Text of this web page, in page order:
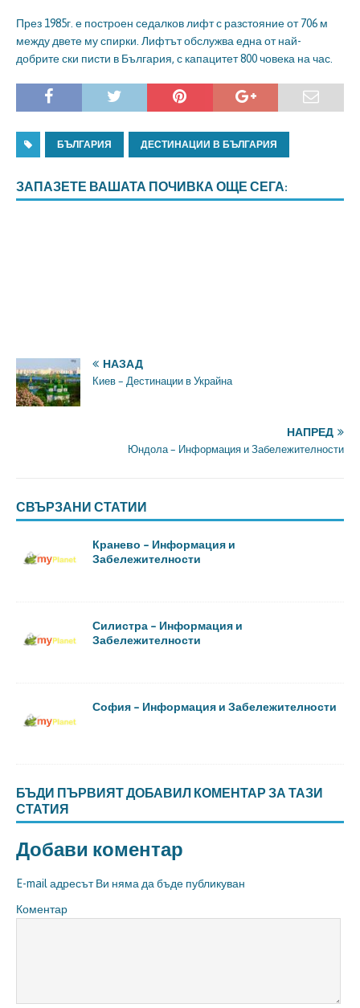
През 1985г. е построен седалков лифт с разстояние от 706 м
между двете му спирки. Лифтът обслужва една от най-
добрите ски писти в България, с капацитет 800 човека на час.
БЪЛГАРИЯ ДЕСТИНАЦИИ В БЪЛГАРИЯ
ЗАПАЗЕТЕ ВАШАТА ПОЧИВКА ОЩЕ СЕГА:
НАЗАД
Киев – Дестинации в Украйна
НАПРЕД
Юндола – Информация и Забележителности
СВЪРЗАНИ СТАТИИ
Кранево – Информация и
Забележителности
Силистра – Информация и
Забележителности
София – Информация и Забележителности
БЪДИ ПЪРВИЯТ ДОБАВИЛ КОМЕНТАР ЗА ТАЗИ
СТАТИЯ
Добави коментар
E-mail адресът Ви няма да бъде публикуван
Коментар